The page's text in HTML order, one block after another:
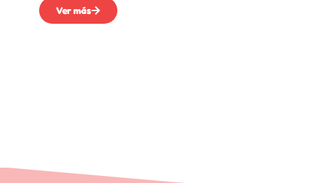
Ver más